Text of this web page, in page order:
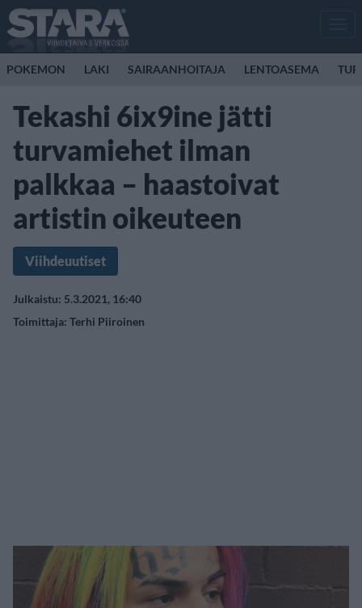
POKEMON LAKI SAIRAANHOITAJA LENTOASEMA
Tekashi 6ix9ine jätti
turvamiehet ilman
palkkaa – haastoivat
artistin oikeuteen
Viihdeuutiset
Julkaistu: 5.3.2021, 16:40
Toimittaja: Terhi Piiroinen